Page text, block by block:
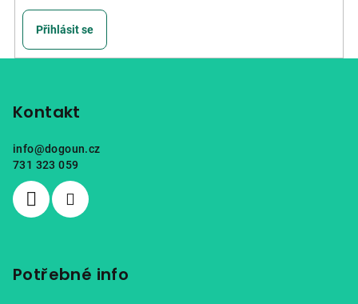
Přihlásit se
Kontakt
info@dogoun.cz
731 323 059
Potřebné info